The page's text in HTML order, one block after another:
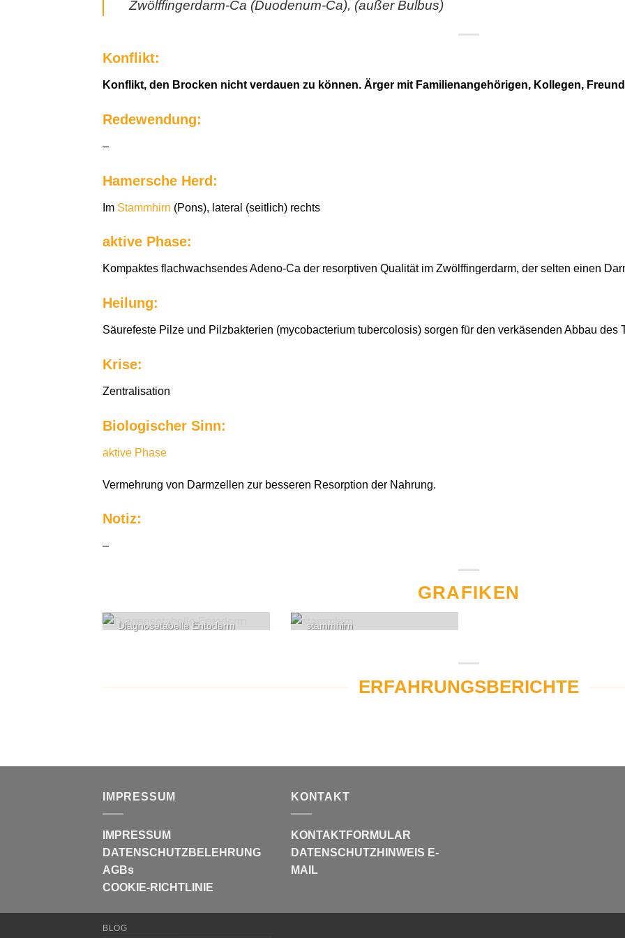
Zwölffingerdarm-Ca (Duodenum-Ca), (außer Bulbus)
Konflikt:
Konflikt, den Brocken nicht verdauen zu können. Ärger mit Familienangehörigen, Kollegen,
Redewendung:
–
Hamersche Herd:
Im Stammhirn (Pons), lateral (seitlich) rechts
aktive Phase:
Kompaktes flachwachsendes Adeno-Ca der resorptiven Qualität im Zwölffingerdarm, der selten einen
Heilung:
Säurefeste Pilze und Pilzbakterien (mycobacterium tubercolosis) sorgen für den verkäsenden Abbau des
Krise:
Zentralisation
Biologischer Sinn:
aktive Phase
Vermehrung von Darmzellen zur besseren Resorption der Nahrung.
Notiz:
–
GRAFIKEN
Diagnosetabelle Entoderm stammhirn
ERFAHRUNGSBERICHTE
IMPRESSUM
IMPRESSUM
DATENSCHUTZBELEHRUNG
AGBs
COOKIE-RICHTLINIE
KONTAKT
KONTAKTFORMULAR
DATENSCHUTZHINWEIS E-
MAIL
BLOG